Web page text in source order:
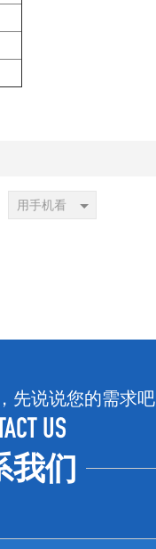
用手机看
先说说您的需求吧
US
我们